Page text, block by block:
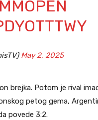
May 2, 2025
brejka. Potom je rival
petog gema,
povede 3:2.